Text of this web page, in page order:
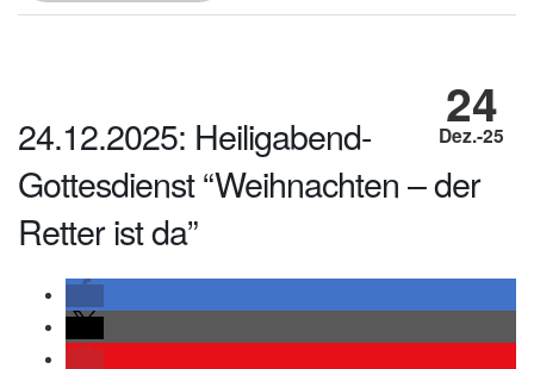
24
Dez.-25
24.12.2025: Heiligabend-
Gottesdienst “Weihnachten – der
Retter ist da”